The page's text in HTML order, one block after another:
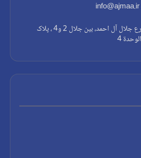
عنوان : مشهد، شارع جلال آل احمد، بين جلال 2 و4 ، پلاک